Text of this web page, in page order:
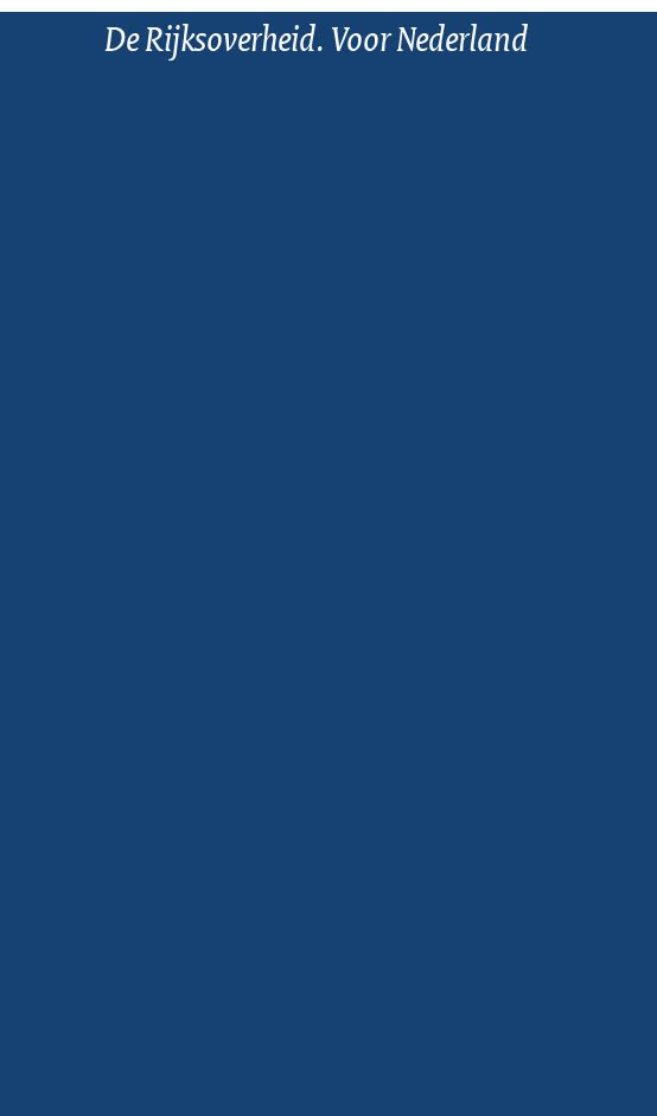
De Rijksoverheid. Voor Nederland